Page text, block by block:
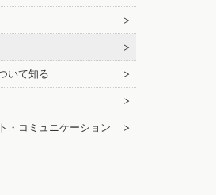
いて知る
・コミュニケーション